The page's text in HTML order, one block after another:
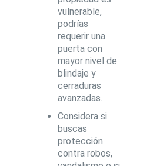
vulnerable,
podrías
requerir una
puerta con
mayor nivel de
blindaje y
cerraduras
avanzadas.
Considera si
buscas
protección
contra robos,